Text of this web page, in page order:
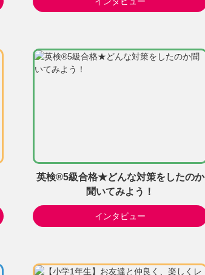
英検®5級合格★どんな対策をしたのか
聞いてみよう！
インタビュー